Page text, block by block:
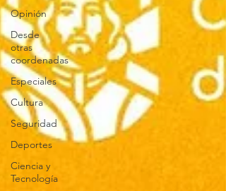
Opinión
Desde
otras
coordenadas
Especiales
Cultura
Seguridad
Deportes
Ciencia y
Tecnología